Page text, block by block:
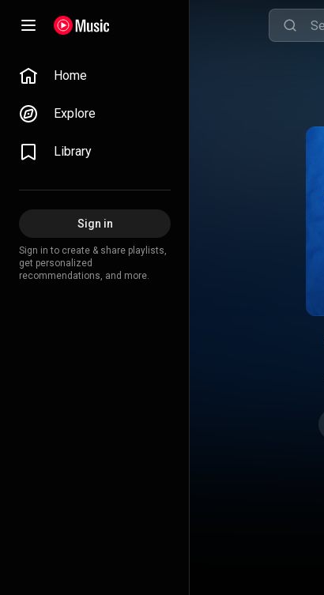
Home
Explore
Library
Sign in
Sign in to create & share playlists,
get personalized
recommendations, and more.